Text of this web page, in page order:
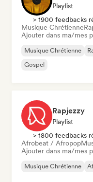
Playlist
> 1900 feedbacks
Musique Chrétienne
Ajouter dans ma/mes
Musique Chrétienne
Gospel
Rapjezzy
Playlist
> 1800 feedbacks
Afrobeat / Afropop
Ajouter dans ma/mes
Musique Chrétienne